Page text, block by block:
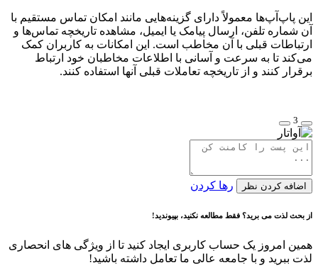
این پاپ‌آپ‌ها معمولاً دارای گزینه‌هایی مانند امکان تماس مستقیم با
آن شماره تلفن، ارسال پیامک یا ایمیل، مشاهده تاریخچه تماس‌ها و
ارتباطات قبلی با آن مخاطب است. این امکانات به کاربران کمک
می‌کند تا به سرعت و آسانی با اطلاعات مخاطبان خود ارتباط
برقرار کنند و از تاریخچه تعاملات قبلی آنها استفاده کنند.
3
اضافه کردن نظر رها کردن
از بحث لذت می برید؟ فقط مطالعه نکنید، بپیوندید!
همین امروز یک حساب کاربری ایجاد کنید تا از ویژگی های انحصاری
لذت ببرید و با جامعه عالی ما تعامل داشته باشید!